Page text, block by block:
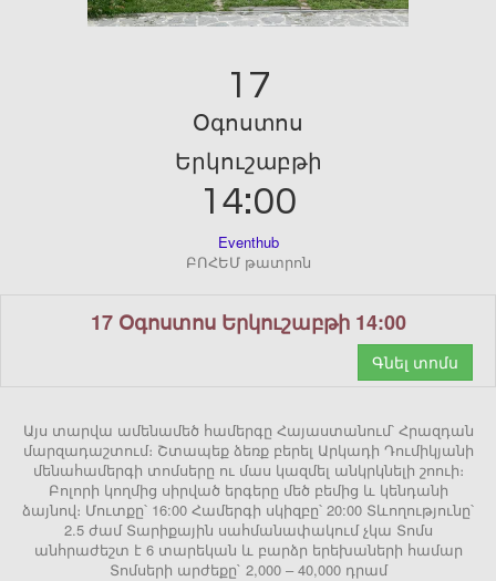
17
Օգոստոս
Երկուշաբթի
14:00
Eventhub
ԲՈՀԵՄ թատրոն
17 Օգոստոս Երկուշաբթի 14:00
Գնել տոմս
Այս տարվա ամենամեծ համերգը Հայաստանում՝ Հրազդան
մարզադաշտում։ Շտապեք ձեռք բերել Արկադի Դումիկյանի
մենահամերգի տոմսերը ու մաս կազմել անկրկնելի շոուի։
Բոլորի կողմից սիրված երգերը մեծ բեմից և կենդանի
ձայնով։ Մուտքը՝ 16:00 Համերգի սկիզբը՝ 20:00 Տևողությունը՝
2.5 ժամ Տարիքային սահմանափակում չկա Տոմս
անհրաժեշտ է 6 տարեկան և բարձր երեխաների համար
Տոմսերի արժեքը` 2,000 – 40,000 դրամ